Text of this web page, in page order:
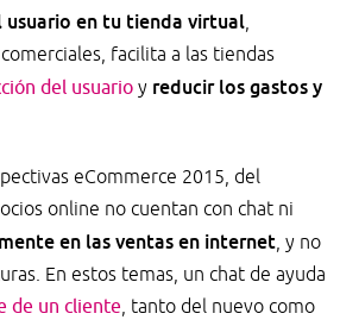
usuario en tu tienda virtual,
facilita a las tiendas
del usuario y reducir los gastos y
eCommerce 2015, del
online no cuentan con chat ni
en las ventas en internet, y no
En estos temas, un chat de ayuda
de un cliente, tanto del nuevo como